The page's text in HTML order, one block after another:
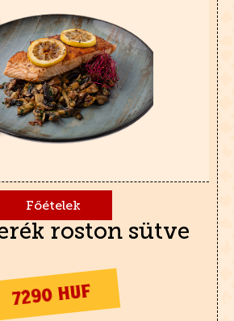
Főételek
roston sütve
7290 HUF